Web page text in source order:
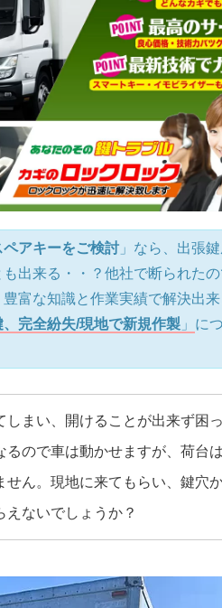
アキーをご検討 」なら、出張
出来る・・？他社で断られた
富な知識と作業実績で解決出来
完全紛失/現地で新規作製 」 に
まい、開けることが出来ず困っ
ので車は動かせますが、荷台
せん。現地に来てもらい、鍵穴
ないでしょうか？